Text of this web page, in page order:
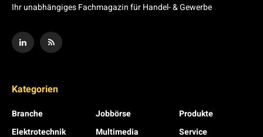
Ihr unabhängiges Fachmagazin für Handel- & Gewerbe
Kategorien
Branche
Elektrotechnik
Jobbörse
Multimedia
Produkte
Service